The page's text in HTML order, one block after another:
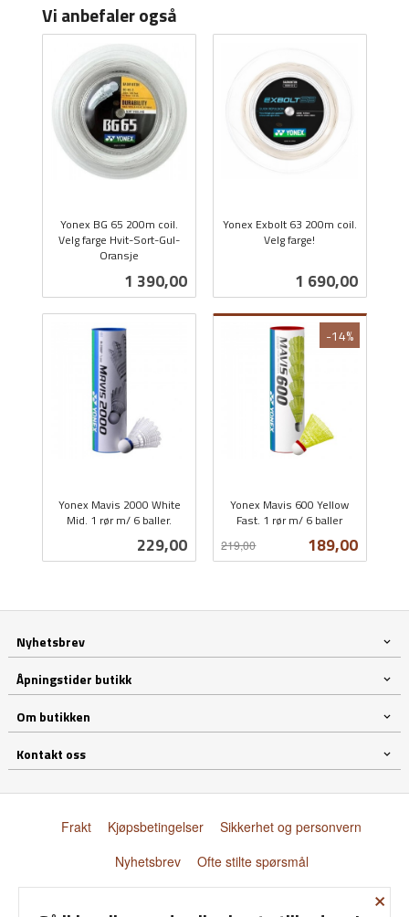
Vi anbefaler også
Yonex BG 65 200m coil.
Velg farge Hvit-Sort-Gul-
Oransje
Pris
1 390,00
Yonex Exbolt 63 200m coil.
Velg farge!
Pris
1 690,00
Yonex Mavis 2000 White
Mid. 1 rør m/ 6 baller.
Pris
229,00
Yonex Mavis 600 Yellow
Fast. 1 rør m/ 6 baller
Tilbud
189,00
219,00
-14%
mva.
Nyhetsbrev
Åpningstider butikk
Om butikken
Kontakt oss
Frakt Kjøpsbetingelser
Sikkerhet og personvern
Nyhetsbrev
Ofte stilte spørsmål
×